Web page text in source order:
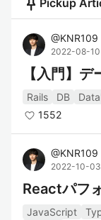
Pickup
@KNR109
2022-08-10
【入門】
Rails DB
1552
@KNR109
2022-10-03
Reactパフ
JavaScript